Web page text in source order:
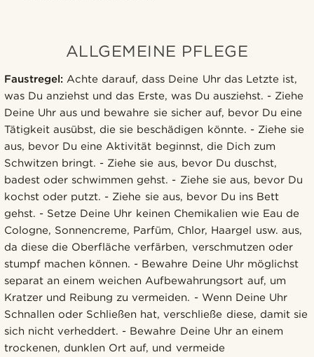
ALLGEMEINE PFLEGE
Faustregel: Achte darauf, dass Deine Uhr das Letzte ist,
was Du anziehst und das Erste, was Du ausziehst. - Ziehe
Deine Uhr aus und bewahre sie sicher auf, bevor Du eine
Tätigkeit ausübst, die sie beschädigen könnte. - Ziehe sie
aus, bevor Du eine Aktivität beginnst, die Dich zum
Schwitzen bringt. - Ziehe sie aus, bevor Du duschst,
badest oder schwimmen gehst. - Ziehe sie aus, bevor Du
kochst oder putzt. - Ziehe sie aus, bevor Du ins Bett
gehst. - Setze Deine Uhr keinen Chemikalien wie Eau de
Cologne, Sonnencreme, Parfüm, Chlor, Haargel usw. aus,
da diese die Oberfläche verfärben, verschmutzen oder
stumpf machen können. - Bewahre Deine Uhr möglichst
separat an einem weichen Aufbewahrungsort auf, um
Kratzer und Reibung zu vermeiden. - Wenn Deine Uhr
Schnallen oder Schließen hat, verschließe diese, damit sie
sich nicht verheddert. - Bewahre Deine Uhr an einem
trockenen, dunklen Ort auf, und vermeide